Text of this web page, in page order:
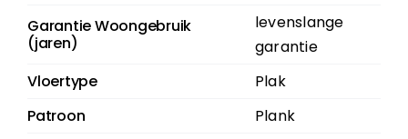
Garantie Woongebruik
(jaren)
levenslange
garantie
Vloertype
Plak
Patroon
Plank